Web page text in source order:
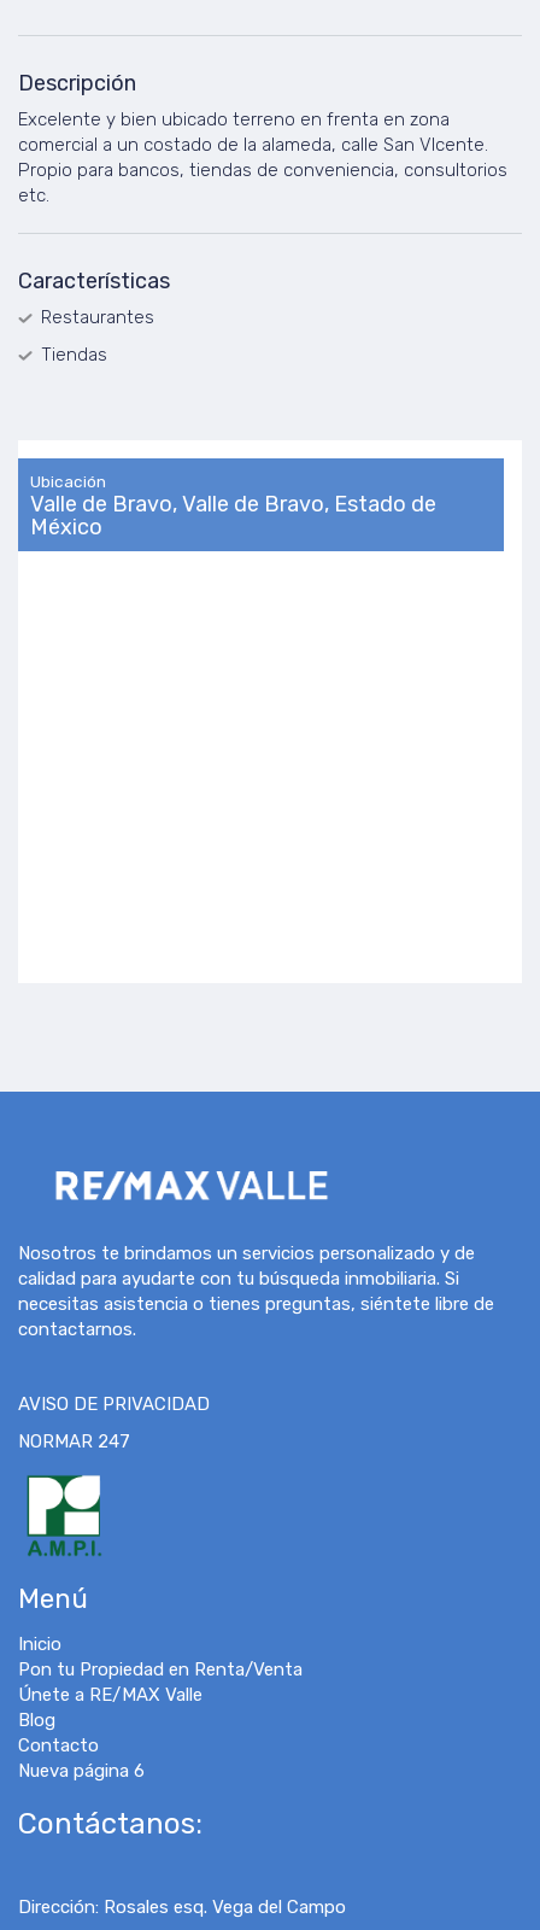
Descripción
Excelente y bien ubicado terreno en frenta en zona
comercial a un costado de la alameda, calle San VIcente.
Propio para bancos, tiendas de conveniencia, consultorios
etc.
Características
Restaurantes
Tiendas
Ubicación
Valle de Bravo, Valle de Bravo, Estado de
México
Nosotros te brindamos un servicios personalizado y de
calidad para ayudarte con tu búsqueda inmobiliaria. Si
necesitas asistencia o tienes preguntas, siéntete libre de
contactarnos.
AVISO DE PRIVACIDAD
NORMAR 247
Menú
Inicio
Pon tu Propiedad en Renta/Venta
Únete a RE/MAX Valle
Blog
Contacto
Nueva página 6
Contáctanos:
Dirección: Rosales esq. Vega del Campo